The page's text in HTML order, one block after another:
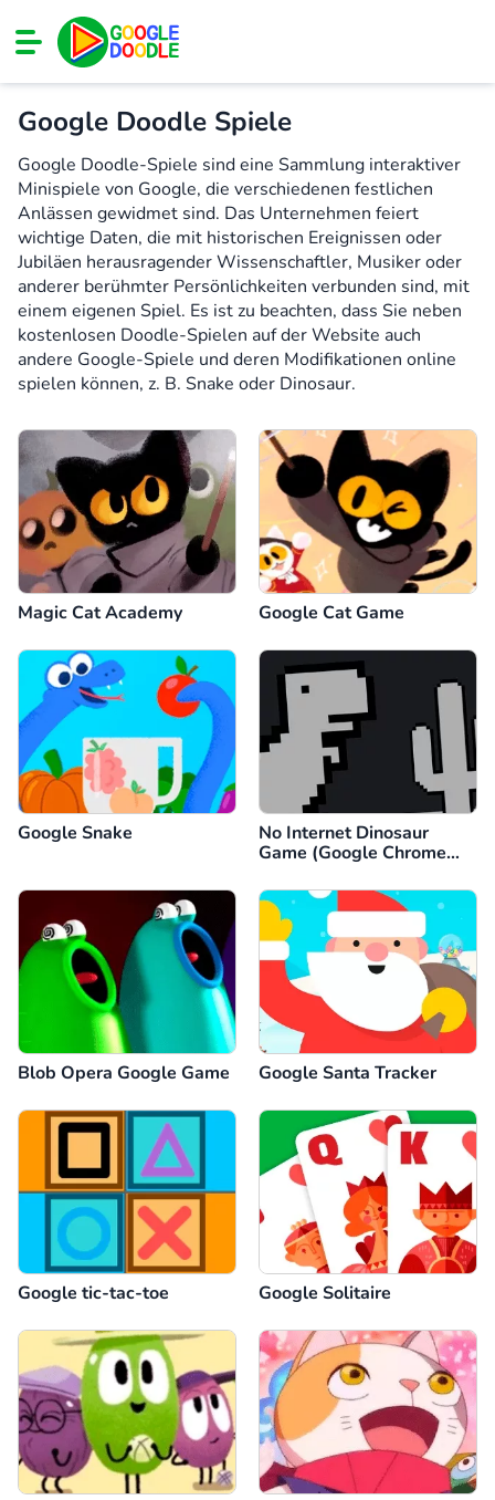
Google Doodle Spiele
Google Doodle-Spiele sind eine Sammlung interaktiver
Minispiele von Google, die verschiedenen festlichen
Anlässen gewidmet sind. Das Unternehmen feiert
wichtige Daten, die mit historischen Ereignissen oder
Jubiläen herausragender Wissenschaftler, Musiker oder
anderer berühmter Persönlichkeiten verbunden sind, mit
einem eigenen Spiel. Es ist zu beachten, dass Sie neben
kostenlosen Doodle-Spielen auf der Website auch
andere Google-Spiele und deren Modifikationen online
spielen können, z. B. Snake oder Dinosaur.
Magic Cat Academy Google Cat Game
Google Snake
No Internet Dinosaur
Game (Google Chrome
Blob Opera Google Game Google Santa Tracker
Google tic-tac-toe Google Solitaire